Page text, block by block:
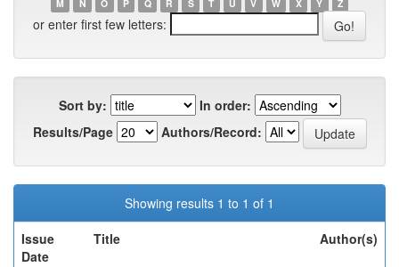
M
N O P Q R S T U V W X Y Z
or enter first few letters:
Sort by:
In order:
Results/Page
Authors/Record:
Showing results 1 to 1 of 1
Issue
Date
Title Author(s)